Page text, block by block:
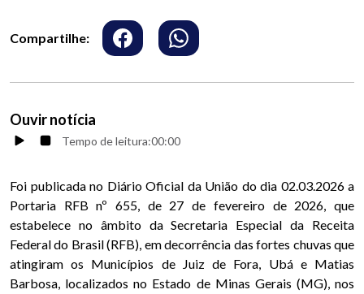
Compartilhe:
Ouvir notícia
Tempo de leitura:00:00
Foi publicada no Diário Oficial da União do dia 02.03.2026 a
Portaria RFB nº 655, de 27 de fevereiro de 2026, que
estabelece no âmbito da Secretaria Especial da Receita
Federal do Brasil (RFB), em decorrência das fortes chuvas que
atingiram os Municípios de Juiz de Fora, Ubá e Matias
Barbosa, localizados no Estado de Minas Gerais (MG), nos